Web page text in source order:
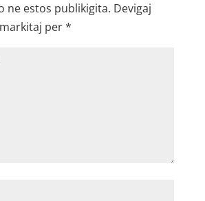
ne estos publikigita. Devigaj
per*